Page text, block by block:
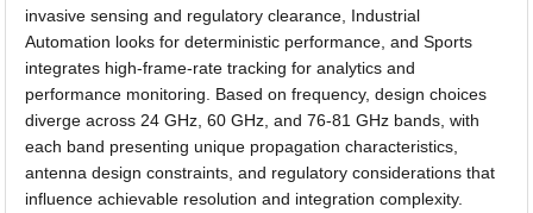
invasive sensing and regulatory clearance, Industrial
Automation looks for deterministic performance, and Sports
integrates high-frame-rate tracking for analytics and
performance monitoring. Based on frequency, design choices
diverge across 24 GHz, 60 GHz, and 76-81 GHz bands, with
each band presenting unique propagation characteristics,
antenna design constraints, and regulatory considerations that
influence achievable resolution and integration complexity.